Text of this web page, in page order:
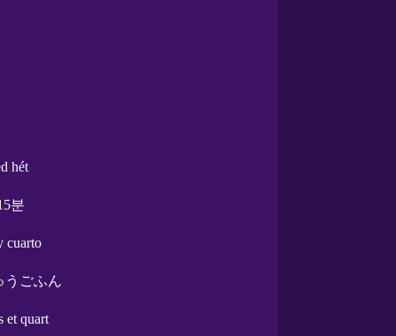
hét
분
cuarto
うごふん
et quart